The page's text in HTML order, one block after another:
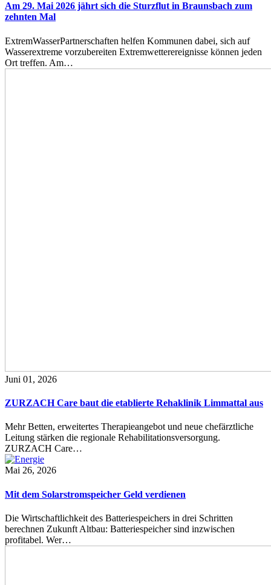
Am 29. Mai 2026 jährt sich die Sturzflut in Braunsbach zum
zehnten Mal
ExtremWasserPartnerschaften helfen Kommunen dabei, sich auf
Wasserextreme vorzubereiten Extremwetterereignisse können jeden
Ort treffen. Am…
Juni 01, 2026
ZURZACH Care baut die etablierte Rehaklinik Limmattal aus
Mehr Betten, erweitertes Therapieangebot und neue chefärztliche
Leitung stärken die regionale Rehabilitationsversorgung.
ZURZACH Care…
Mai 26, 2026
Mit dem Solarstromspeicher Geld verdienen
Die Wirtschaftlichkeit des Batteriespeichers in drei Schritten
berechnen Zukunft Altbau: Batteriespeicher sind inzwischen
profitabel. Wer…